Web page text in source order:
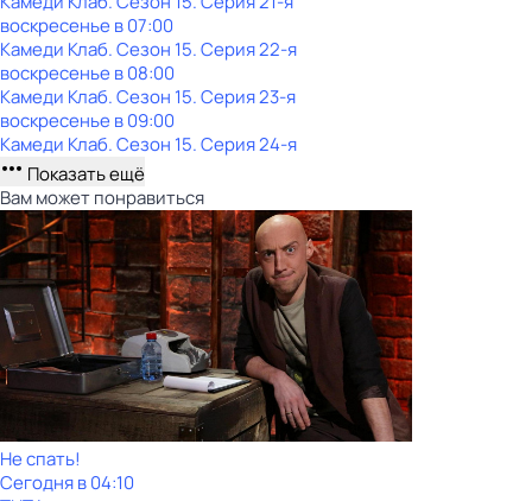
воскресенье в07:00
Камеди Клаб. Сезон 15. Серия 22-я
воскресенье в08:00
Камеди Клаб. Сезон 15. Серия 23-я
воскресенье в09:00
Камеди Клаб. Сезон 15. Серия 24-я
Показать ещё
Вам может понравиться
Не спать!
Сегодня в 04:10